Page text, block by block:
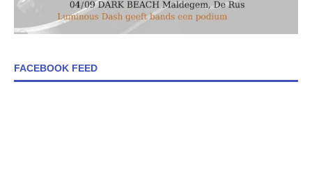
FACEBOOK FEED